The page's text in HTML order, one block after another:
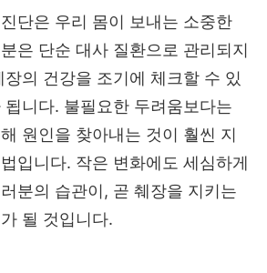
단은 우리 몸이 보내는 소중한
은 단순 대사 질환으로 관리되지
의 건강을 조기에 체크할 수 있
니다. 불필요한 두려움보다는
원인을 찾아내는 것이 훨씬 지
입니다. 작은 변화에도 세심하게
분의 습관이, 곧 췌장을 지키는
될 것입니다.